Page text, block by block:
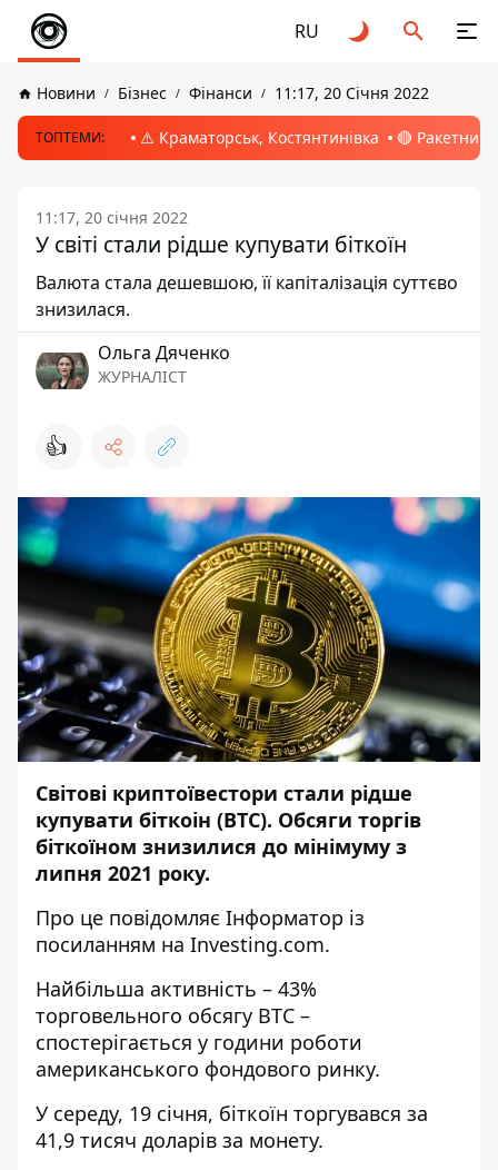
RU
Новини Бізнес Фінанси 11:17, 20 Січня 2022
ТОПТЕМИ: ⚠️ Краматорськ, Костянтинівка 🔴 Ракетний
11:17, 20 січня 2022
У світі стали рідше купувати біткоїн
Валюта стала дешевшою, її капіталізація суттєво
знизилася.
Ольга Дяченко
ЖУРНАЛІСТ
👍
Світові криптоївестори стали рідше
купувати біткоін (BTC). Обсяги торгів
біткоїном знизилися до мінімуму з
липня 2021 року.
Про це повідомляє Інформатор із
посиланням на Investing.com.
Найбільша активність – 43%
торговельного обсягу BTC –
спостерігається у години роботи
американського фондового ринку.
У середу, 19 січня, біткоїн торгувався за
41,9 тисяч доларів за монету.